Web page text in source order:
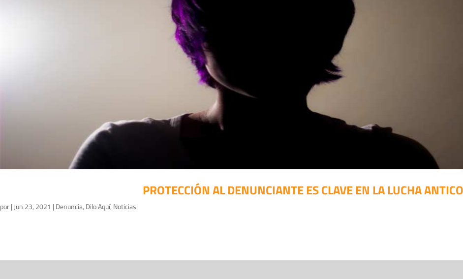
PROTECCIÓN AL DENUNCIANTE ES CLAVE EN LA LUCHA
por|Jun 23, 2021 | Denuncia, Dilo Aquí, Noticias